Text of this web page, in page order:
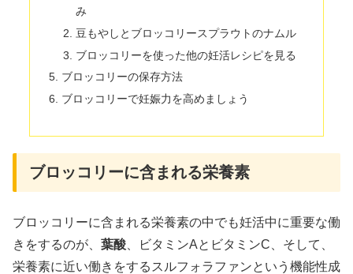
み
豆もやしとブロッコリースプラウトのナムル
ブロッコリーを使った他の妊活レシピを見る
ブロッコリーの保存方法
ブロッコリーで妊娠力を高めましょう
ブロッコリーに含まれる栄養素
ブロッコリーに含まれる栄養素の中でも妊活中に重要な働
きをするのが、 葉酸 、ビタミンAとビタミンC、そして、
栄養素に近い働きをするスルフォラファンという機能性成